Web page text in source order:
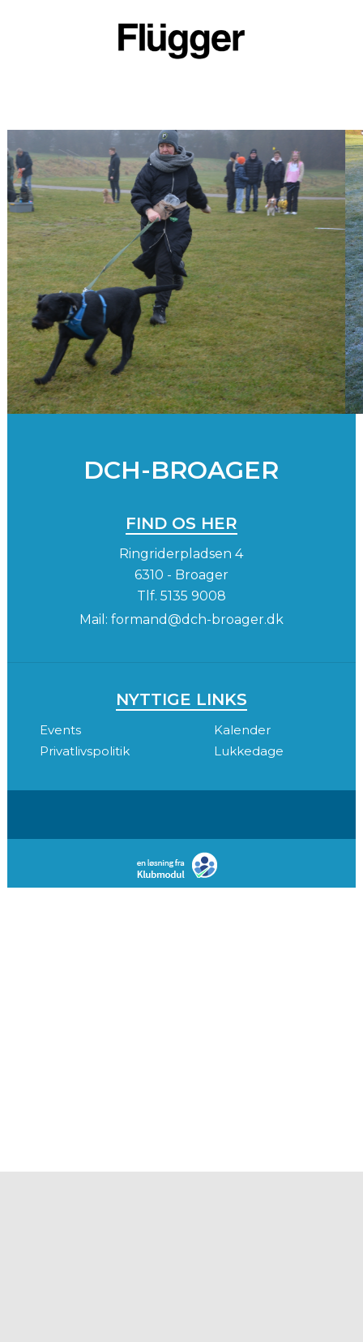
DCH-BROAGER
FIND OS HER
Ringriderpladsen 4
6310 - Broager
Tlf. 5135 9008
Mail: formand@dch-broager.dk
NYTTIGE LINKS
Events
Kalender
Privatlivspolitik
Lukkedage